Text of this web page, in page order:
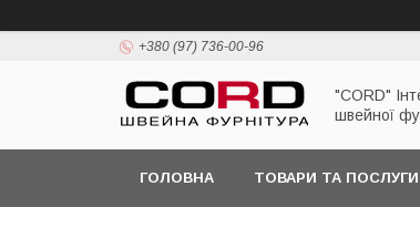
+380 (97) 736-00-96
"CORD"
швейної
ГОЛОВНА ТОВАРИ ТА ПОСЛУГИ